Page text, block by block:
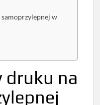
w
druku na